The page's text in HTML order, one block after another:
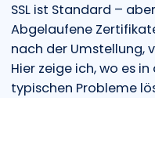
SSL ist Standard –
Abgelaufene
nach der Umstellung,
Hier zeige ich, wo es
typischen Probleme